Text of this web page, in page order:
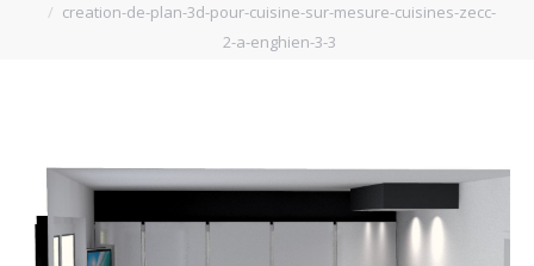
creation-de-plan-3d-pour-cuisine-sur-mesure-cuisines-zecc-
2-a-enghien-3-3